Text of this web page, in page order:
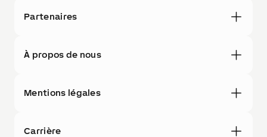
Partenaires
À propos de nous
Mentions légales
Carrière